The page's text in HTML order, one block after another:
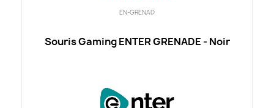
EN-GRENAD
Souris Gaming ENTER GRENADE - Noir